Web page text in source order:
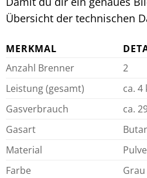
Übersicht der technischen
MERKMAL
Anzahl Brenner
2
Leistung (gesamt)
ca. 4
Gasverbrauch
ca.
Gasart
Material
Farbe
Grau